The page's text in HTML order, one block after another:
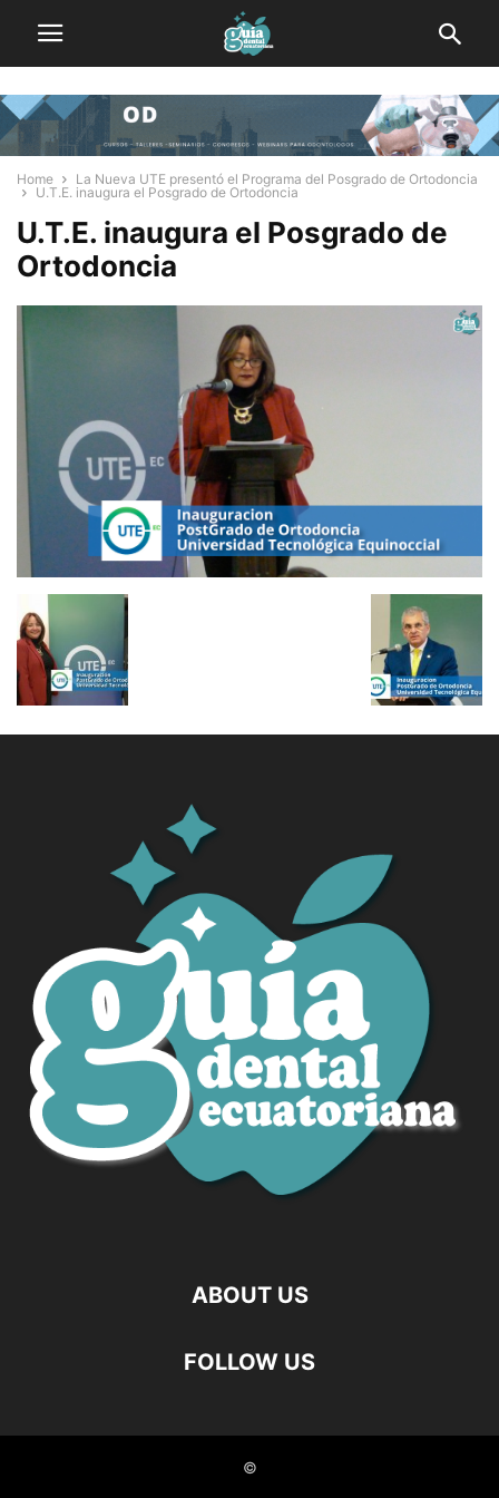
Home
La Nueva UTE presentó el Programa del Posgrado de Ortodoncia
U.T.E. inaugura el Posgrado de Ortodoncia
U.T.E. inaugura el Posgrado de
Ortodoncia
ABOUT US
FOLLOW US
©